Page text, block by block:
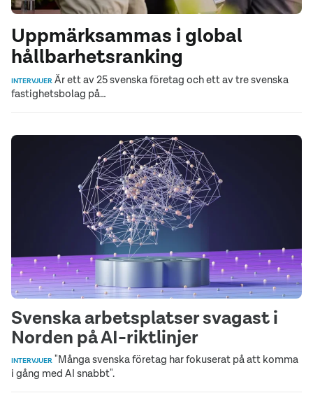
Uppmärksammas i global
hållbarhetsranking
INTERVJUER Är ett av 25 svenska företag och ett av tre svenska
fastighetsbolag på…
Svenska arbetsplatser svagast i
Norden på AI-riktlinjer
INTERVJUER "Många svenska företag har fokuserat på att komma
i gång med AI snabbt".